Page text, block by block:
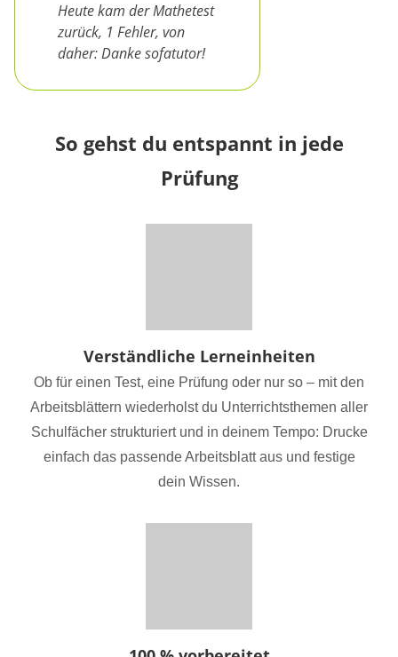
Heute kam der Mathetest
zurück, 1 Fehler, von
daher: Danke sofatutor!
So gehst du entspannt in jede
Prüfung
Verständliche Lerneinheiten
Ob für einen Test, eine Prüfung oder nur so – mit den
Arbeitsblättern wiederholst du Unterrichtsthemen aller
Schulfächer strukturiert und in deinem Tempo: Drucke
einfach das passende Arbeitsblatt aus und festige
dein Wissen.